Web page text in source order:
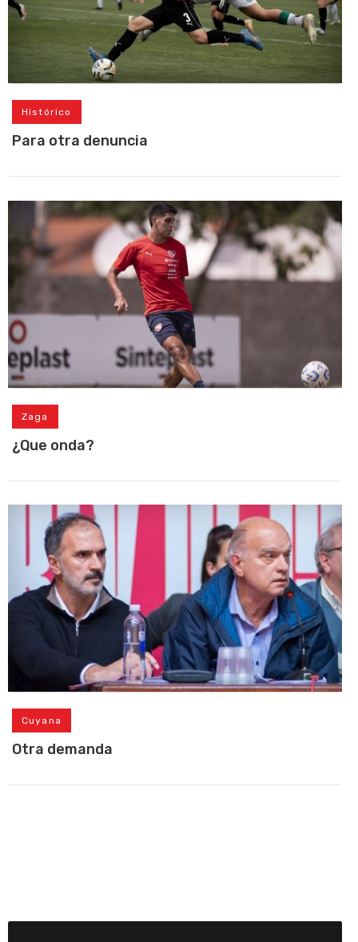
Histórico
Para otra denuncia
Zaga
¿Que onda?
Cuyana
Otra demanda